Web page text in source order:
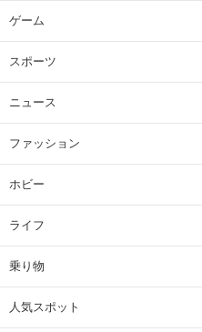
ゲーム
スポーツ
ニュース
ファッション
ホビー
ライフ
乗り物
人気スポット